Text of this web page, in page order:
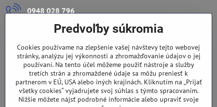
0948 028 796
info​@lazuli​.sk
Lazuli s​.r​.o​.
Predajňa
Nové Zámky, Pri gymnáziu 6
Predvoľby súkromia
Cookies používame na zlepšenie vašej návštevy tejto webovej
stránky, analýzu jej výkonnosti a zhromažďovanie údajov o jej
používaní. Na tento účel môžeme použiť nástroje a služby
tretích strán a zhromaždené údaje sa môžu preniesť k
partnerom v EÚ, USA alebo iných krajinách. Kliknutím na „Prijať
všetky cookies“ vyjadrujete svoj súhlas s týmto spracovaním.
Nižšie môžete nájsť podrobné informácie alebo upraviť svoje